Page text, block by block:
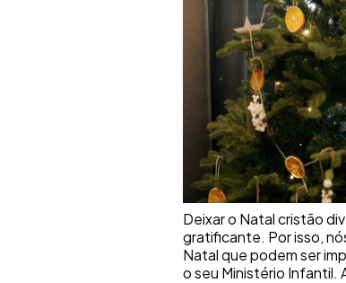
Deixar o Natal cristão
gratificante. Por isso,
Natal que podem ser
o seu Ministério Infantil.